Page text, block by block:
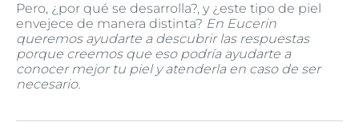
Pero, ¿por qué se desarrolla?, y ¿este tipo de piel
envejece de manera distinta? En Eucerin
queremos ayudarte a descubrir las respuestas
porque creemos que eso podría ayudarte a
conocer mejor tu piel y atenderla en caso de ser
necesario.